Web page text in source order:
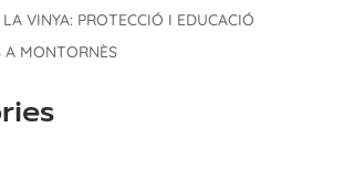
VINYA: PROTECCIÓ I EDUCACIÓ
MONTORNÈS